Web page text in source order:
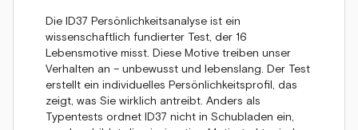
Die ID37 Persönlichkeitsanalyse ist ein
wissenschaftlich fundierter Test, der 16
Lebensmotive misst. Diese Motive treiben unser
Verhalten an – unbewusst und lebenslang. Der Test
erstellt ein individuelles Persönlichkeitsprofil, das
zeigt, was Sie wirklich antreibt. Anders als
Typentests ordnet ID37 nicht in Schubladen ein,